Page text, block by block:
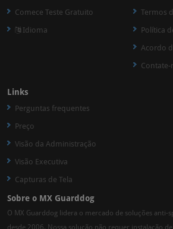
Comece Teste Gratuito
Idioma
Termos
Política
Acordo
Contate-
Links
Perguntas frequentes
Preço
Visão da Administração
Visão Executiva
Capturas de Tela
Sobre o MX Guarddog
O MX Guarddog lidera o mercado de soluções anti-
desde 2006. Nossa solução não requer instalação